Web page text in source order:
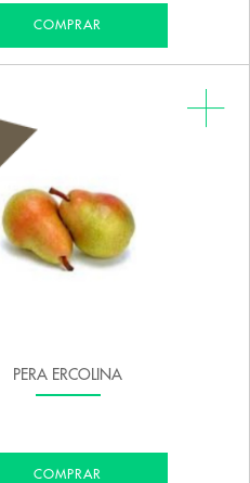
COMPRAR
PERA ERCOLINA
COMPRAR